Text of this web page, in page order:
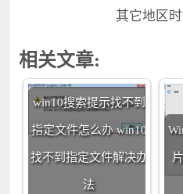
相关文章:
win10搜索提示找不到
指定文件怎么办 win10
找不到指定文件解决办
法